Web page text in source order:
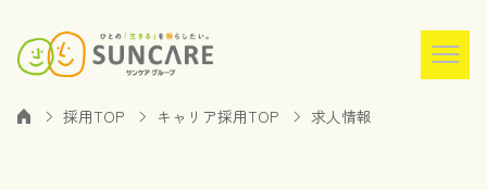
採用TOP キャリア採用TOP 求人情報